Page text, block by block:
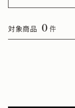
対象商品 0 件